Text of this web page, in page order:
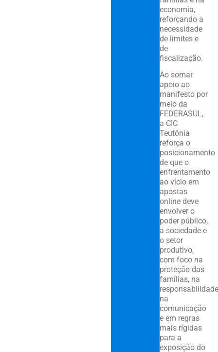
economia,
reforçando a
necessidade
de limites e
de
fiscalização.
Ao somar
apoio ao
manifesto por
meio da
FEDERASUL,
a CIC
Teutônia
reforça o
posicionamento
de que o
enfrentamento
ao vício em
apostas
online deve
envolver o
poder público,
a sociedade e
o setor
produtivo,
com foco na
proteção das
famílias, na
responsabilidade
na
comunicação
e em regras
mais rígidas
para a
exposição do